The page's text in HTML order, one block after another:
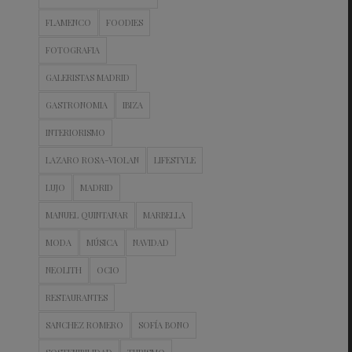
FLAMENCO FOODIES
FOTOGRAFIA
GALERISTAS MADRID
GASTRONOMIA IBIZA
INTERIORISMO
LAZARO ROSA-VIOLAN LIFESTYLE
LUJO MADRID
MANUEL QUINTANAR MARBELLA
MODA MÚSICA NAVIDAD
NEOLITH OCIO
RESTAURANTES
SANCHEZ ROMERO SOFÍA BONO